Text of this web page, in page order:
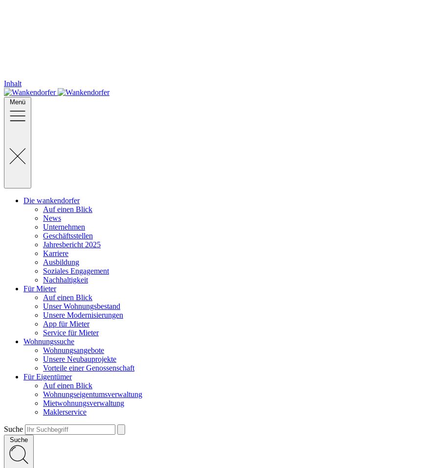
Inhalt
Menü
Die wankendorfer
Auf einen Blick
News
Unternehmen
Geschäftsstellen
Jahresbericht 2025
Karriere
Ausbildung
Soziales Engagement
Nachhaltigkeit
Für Mieter
Auf einen Blick
Unser Wohnungsbestand
Unsere Modernisierungen
App für Mieter
Service für Mieter
Wohnungssuche
Wohnungsangebote
Unsere Neubauprojekte
Vorteile einer Genossenschaft
Für Eigentümer
Auf einen Blick
Wohnungseigentumsverwaltung
Mietwohnungsverwaltung
Maklerservice
Suche
Suche